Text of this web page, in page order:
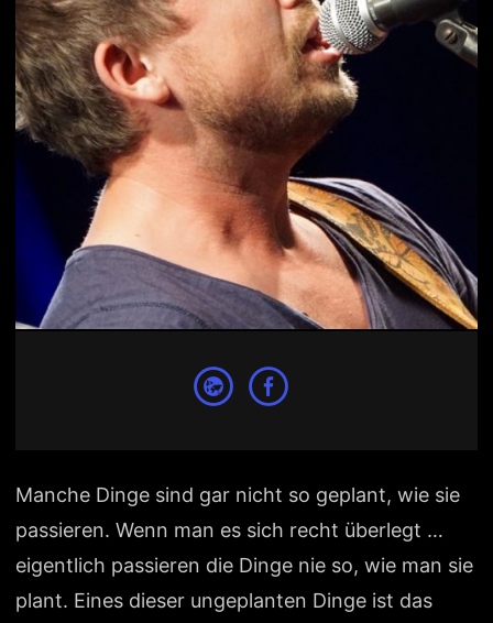
Manche Dinge sind gar nicht so geplant, wie sie
passieren. Wenn man es sich recht überlegt …
eigentlich passieren die Dinge nie so, wie man sie
plant. Eines dieser ungeplanten Dinge ist das